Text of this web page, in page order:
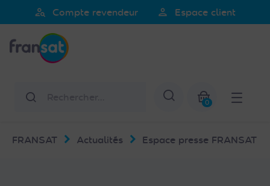
noter
Ce
comprend
d'accessibilité.
person_search Compte revendeur person Espace client
Afficher la
0
FRANSAT Actualités Espace presse FRANSAT